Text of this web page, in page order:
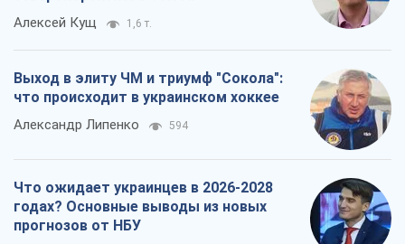
Алексей Кущ 1,6 т.
Выход в элиту ЧМ и триумф "Сокола":
что происходит в украинском хоккее
Александр Липенко 594
Что ожидает украинцев в 2026-2028
годах? Основные выводы из новых
прогнозов от НБУ